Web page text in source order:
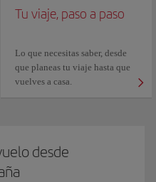
Tu viaje, paso a paso
Lo que necesitas saber, desde
que planeas tu viaje hasta que
vuelves a casa.
desde